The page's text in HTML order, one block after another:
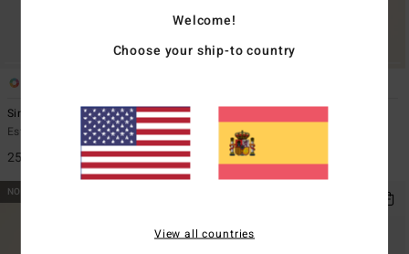
Since 73 Tripper
Estuche para lápices Rojo Mujer
25,95 €
Camisa de manga larga Beige
mujer
NOVEDAD
Welcome!
Choose your ship-to country
View all countries